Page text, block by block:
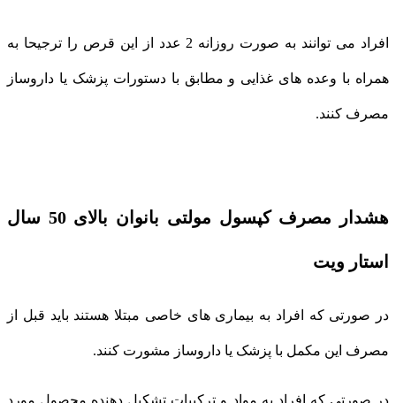
افراد می توانند به صورت روزانه 2 عدد از این قرص را ترجیحا به
همراه با وعده های غذایی و مطابق با دستورات پزشک یا داروساز
مصرف کنند.
هشدار مصرف کپسول مولتی بانوان بالای 50 سال
استار ویت
در صورتی که افراد به بیماری های خاصی مبتلا هستند باید قبل از
مصرف این مکمل با پزشک یا داروساز مشورت کنند.